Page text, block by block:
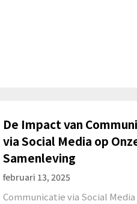
De Impact van
via Social Media op
Samenleving
februari 13, 2025
Communicatie via Social Media